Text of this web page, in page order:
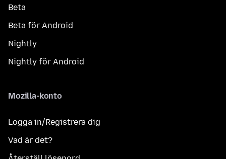
Beta
Beta för Android
Nightly
Nightly för Android
Mozilla-konto
Logga in/Registrera dig
Vad är det?